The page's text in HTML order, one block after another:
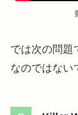
では次の問題
なのではない